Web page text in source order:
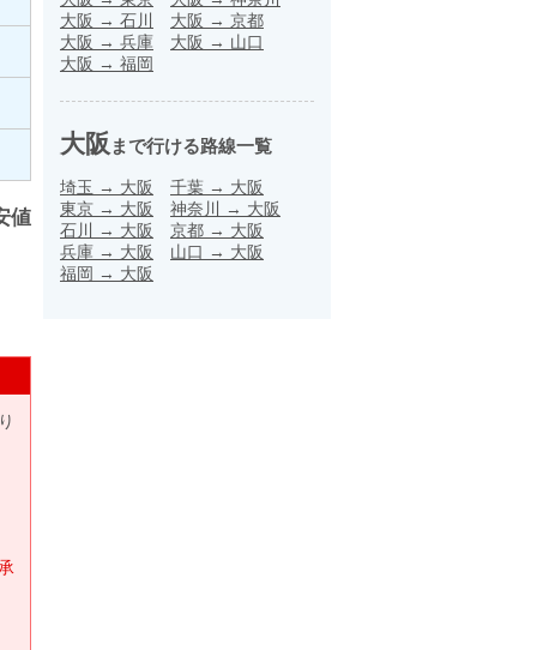
値
大阪 → 石川 大阪 → 京都
大阪 → 兵庫 大阪 → 山口
大阪 → 福岡
大阪 まで行ける路線一覧
埼玉 → 大阪 千葉 → 大阪
東京 → 大阪 神奈川 → 大阪
石川
→ 大阪 京都 → 大阪
兵庫 → 大阪 山口 → 大阪
福岡 → 大阪